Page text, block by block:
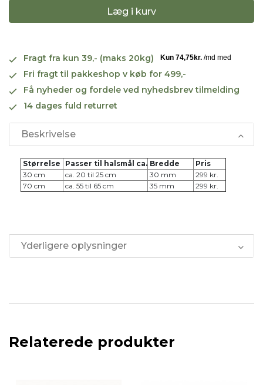
Læg i kurv
Fragt fra kun 39,- (maks 20kg)
Fri fragt til pakkeshop v køb for 499,-
Få nyheder og fordele ved nyhedsbrev tilmelding
14 dages fuld returret
Beskrivelse
Størrelse Passer til halsmål ca. Bredde
Pris
30 cm
ca. 20 til 25 cm 30 mm
299 kr.
70 cm
ca. 55 til 65 cm 35 mm 299 kr.
Yderligere oplysninger
Relaterede produkter